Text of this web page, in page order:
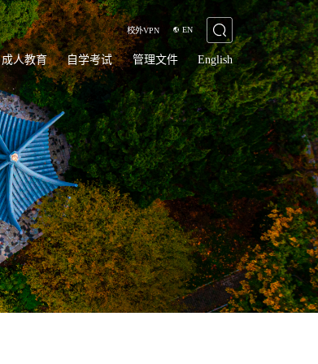
校外VPN EN
成人教育 自学考试 管理文件 English